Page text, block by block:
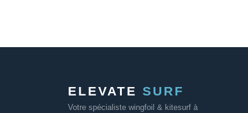
ELEVATE SURF
Votre spécialiste wingfoil & kitesurf à